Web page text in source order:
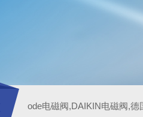
ode电磁阀,DAIKIN电磁阀,